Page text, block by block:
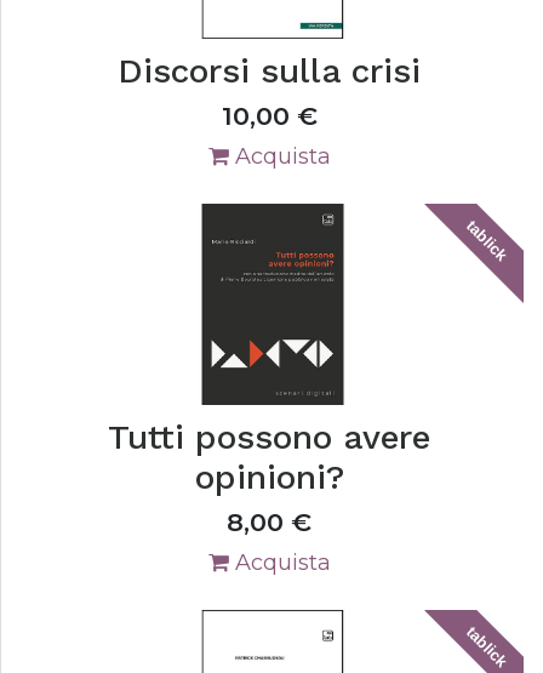
Discorsi sulla crisi
10,00 €
Acquista
tablick
Tutti possono avere
opinioni?
8,00 €
Acquista
tablick